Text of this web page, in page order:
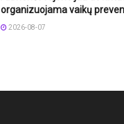
organizuojama vaikų
2026-08-07